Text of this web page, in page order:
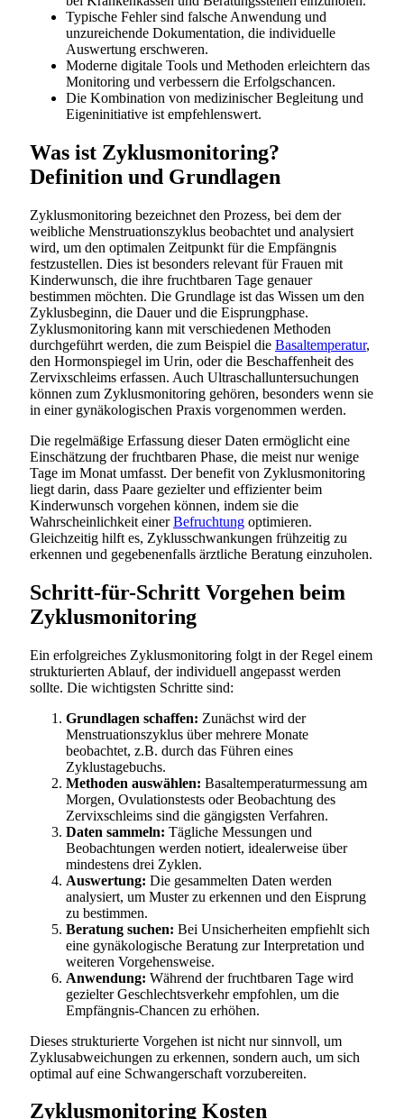
Typische Fehler sind falsche Anwendung und
unzureichende Dokumentation, die individuelle
Auswertung erschweren.
Moderne digitale Tools und Methoden erleichtern das
Monitoring und verbessern die Erfolgschancen.
Die Kombination von medizinischer Begleitung und
Eigeninitiative ist empfehlenswert.
Was ist Zyklusmonitoring?
Definition und Grundlagen
Zyklusmonitoring bezeichnet den Prozess, bei dem der
weibliche Menstruationszyklus beobachtet und analysiert
wird, um den optimalen Zeitpunkt für die Empfängnis
festzustellen. Dies ist besonders relevant für Frauen mit
Kinderwunsch, die ihre fruchtbaren Tage genauer
bestimmen möchten. Die Grundlage ist das Wissen um den
Zyklusbeginn, die Dauer und die Eisprungphase.
Zyklusmonitoring kann mit verschiedenen Methoden
durchgeführt werden, die zum Beispiel die Basaltemperatur,
den Hormonspiegel im Urin, oder die Beschaffenheit des
Zervixschleims erfassen. Auch Ultraschalluntersuchungen
können zum Zyklusmonitoring gehören, besonders wenn sie
in einer gynäkologischen Praxis vorgenommen werden.
Die regelmäßige Erfassung dieser Daten ermöglicht eine
Einschätzung der fruchtbaren Phase, die meist nur wenige
Tage im Monat umfasst. Der benefit von Zyklusmonitoring
liegt darin, dass Paare gezielter und effizienter beim
Kinderwunsch vorgehen können, indem sie die
Wahrscheinlichkeit einerBefruchtung optimieren.
Gleichzeitig hilft es, Zyklusschwankungen frühzeitig zu
erkennen und gegebenenfalls ärztliche Beratung einzuholen.
Schritt-für-Schritt Vorgehen beim
Zyklusmonitoring
Ein erfolgreiches Zyklusmonitoring folgt in der Regel einem
strukturierten Ablauf, der individuell angepasst werden
sollte. Die wichtigsten Schritte sind:
Grundlagen schaffen: Zunächst wird der
Menstruationszyklus über mehrere Monate
beobachtet, z.B. durch das Führen eines
Zyklustagebuchs.
Methoden auswählen: Basaltemperaturmessung am
Morgen, Ovulationstests oder Beobachtung des
Zervixschleims sind die gängigsten Verfahren.
Daten sammeln: Tägliche Messungen und
Beobachtungen werden notiert, idealerweise über
mindestens drei Zyklen.
Auswertung: Die gesammelten Daten werden
analysiert, um Muster zu erkennen und den Eisprung
zu bestimmen.
Beratung suchen: Bei Unsicherheiten empfiehlt sich
eine gynäkologische Beratung zur Interpretation und
weiteren Vorgehensweise.
Anwendung: Während der fruchtbaren Tage wird
gezielter Geschlechtsverkehr empfohlen, um die
Empfängnis-Chancen zu erhöhen.
Dieses strukturierte Vorgehen ist nicht nur sinnvoll, um
Zyklusabweichungen zu erkennen, sondern auch, um sich
optimal auf eine Schwangerschaft vorzubereiten.
Zyklusmonitoring Kosten